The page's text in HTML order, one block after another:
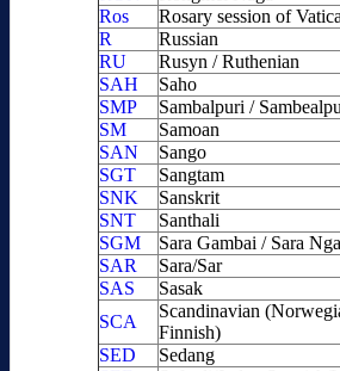
Ros
Rosary session of
R
Russian
RU
Rusyn / Ruthenian
SAH
Saho
SMP
Sambalpuri /
SM
Samoan
SAN
Sango
SGT
Sangtam
SNK
Sanskrit
SNT
Santhali
SGM
Sara Gambai / Sara
SAR
Sara/Sar
SAS
Sasak
SCA
Scandinavian
Finnish)
SED
Sedang